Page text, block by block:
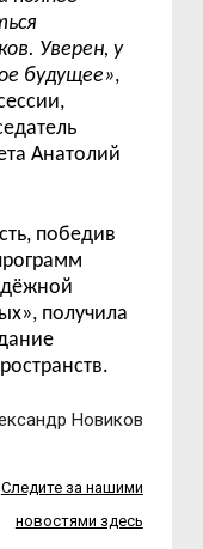
Уверен, у
будущее»,
Анатолий
победив
получила
Новиков
Следите за нашими
новостями здесь